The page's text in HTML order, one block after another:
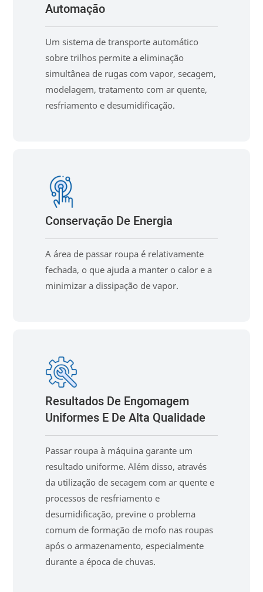
Automação
Um sistema de transporte automático
sobre trilhos permite a eliminação
simultânea de rugas com vapor, secagem,
modelagem, tratamento com ar quente,
resfriamento e desumidificação.
Conservação De Energia
A área de passar roupa é relativamente
fechada, o que ajuda a manter o calor e a
minimizar a dissipação de vapor.
Resultados De Engomagem
Uniformes E De Alta Qualidade
Passar roupa à máquina garante um
resultado uniforme. Além disso, através
da utilização de secagem com ar quente e
processos de resfriamento e
desumidificação, previne o problema
comum de formação de mofo nas roupas
após o armazenamento, especialmente
durante a época de chuvas.